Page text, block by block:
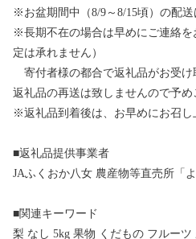
※お盆期間中（8/9～8/15頃）の配送
※長期不在の場合は早めにご連絡
定は承れません）
寄付者様の都合で返礼品がお受け
返礼品の再送は致しませんので予め
※返礼品到着後は、お早めにお召し
■返礼品提供事業者
JAふくおか八女 農産物等直売所「よ
■関連キーワード
梨 なし 5kg 果物 くだもの フルー